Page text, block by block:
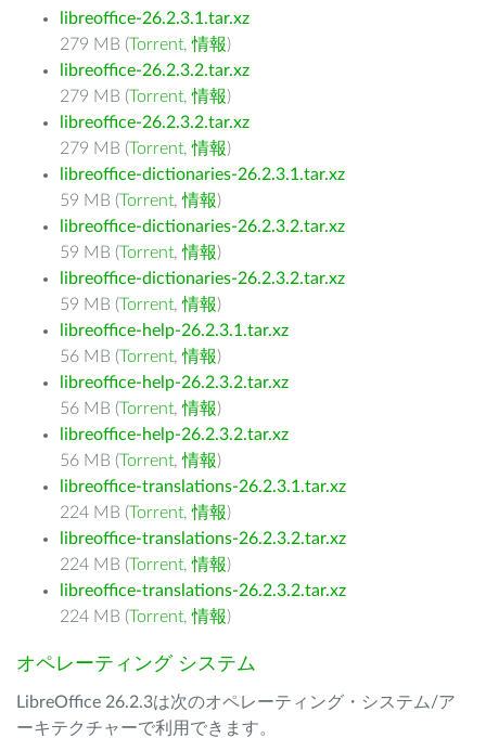
libreoffice-26.2.3.1.tar.xz
279 MB (Torrent,情報)
libreoffice-26.2.3.2.tar.xz
279 MB (Torrent,情報)
libreoffice-26.2.3.2.tar.xz
279 MB (Torrent,情報)
libreoffice-dictionaries-26.2.3.1.tar.xz
59 MB (Torrent,情報)
libreoffice-dictionaries-26.2.3.2.tar.xz
59 MB (Torrent,情報)
libreoffice-dictionaries-26.2.3.2.tar.xz
59 MB (Torrent,情報)
libreoffice-help-26.2.3.1.tar.xz
56 MB (Torrent,情報)
libreoffice-help-26.2.3.2.tar.xz
56 MB (Torrent,情報)
libreoffice-help-26.2.3.2.tar.xz
56 MB (Torrent,情報)
libreoffice-translations-26.2.3.1.tar.xz
224 MB (Torrent,情報)
libreoffice-translations-26.2.3.2.tar.xz
224 MB (Torrent,情報)
libreoffice-translations-26.2.3.2.tar.xz
224 MB (Torrent,情報)
オペレーティング システム
LibreOffice 26.2.3は次のオペレーティング・システム/ア
ーキテクチャーで利用できます。